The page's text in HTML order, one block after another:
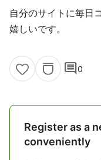
自分のサイトに毎日
嬉しいです。
comment0
Register as a
conveniently